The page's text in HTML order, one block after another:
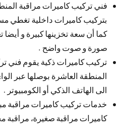
فني تركيب كاميرات مراقبة
بتركيب كاميرات داخلية تغطي
صورة و صوت واضح .
تركيب كاميرات ذكية يقوم فني
المنطقة العاشرة بوصلها عبر
الى الهاتف الذكي أو الكومبيوتر .
خدمات تركيب كاميرات مراقبة
كاميرات مراقبة صغيرة، مراقبة